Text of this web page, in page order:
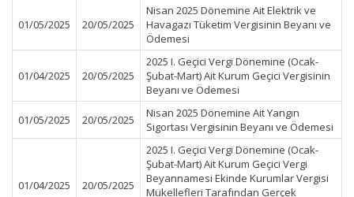
01/05/2025 20/05/2025
Nisan 2025 Dönemine Ait Elektrik ve
Havagazı Tüketim Vergisinin Beyanı ve
Ödemesi
01/04/2025 20/05/2025
2025 I. Geçici Vergi Dönemine (Ocak-
Şubat-Mart) Ait Kurum Geçici Vergisinin
Beyanı ve Ödemesi
01/05/2025 20/05/2025
Nisan 2025 Dönemine Ait Yangın
Sigortası Vergisinin Beyanı ve Ödemesi
01/04/2025 20/05/2025
2025 I. Geçici Vergi Dönemine (Ocak-
Şubat-Mart) Ait Kurum Geçici Vergi
Beyannamesi Ekinde Kurumlar Vergisi
Mükellefleri Tarafından Gerçek